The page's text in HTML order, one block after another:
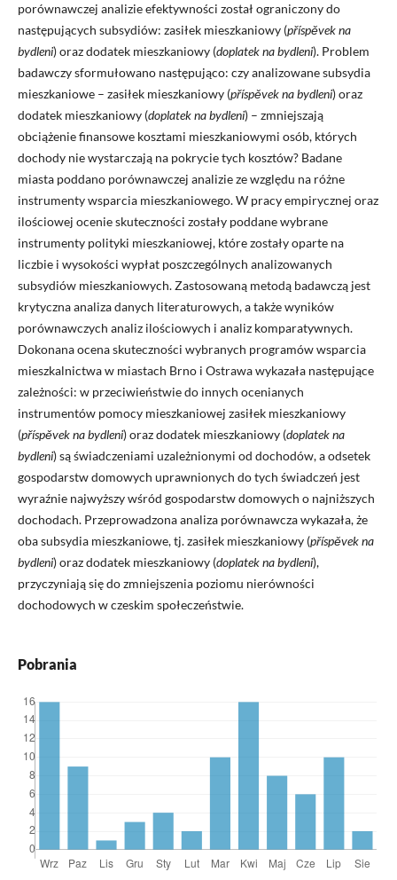
porównawczej analizie efektywności został ograniczony do
następujących subsydiów: zasiłek mieszkaniowy (příspěvek na
bydleni) oraz dodatek mieszkaniowy (doplatek na bydleni). Problem
badawczy sformułowano następująco: czy analizowane subsydia
mieszkaniowe – zasiłek mieszkaniowy (příspěvek na bydleni) oraz
dodatek mieszkaniowy (doplatek na bydleni) – zmniejszają
obciążenie finansowe kosztami mieszkaniowymi osób, których
dochody nie wystarczają na pokrycie tych kosztów? Badane
miasta poddano porównawczej analizie ze względu na różne
instrumenty wsparcia mieszkaniowego. W pracy empirycznej oraz
ilościowej ocenie skuteczności zostały poddane wybrane
instrumenty polityki mieszkaniowej, które zostały oparte na
liczbie i wysokości wypłat poszczególnych analizowanych
subsydiów mieszkaniowych. Zastosowaną metodą badawczą jest
krytyczna analiza danych literaturowych, a także wyników
porównawczych analiz ilościowych i analiz komparatywnych.
Dokonana ocena skuteczności wybranych programów wsparcia
mieszkalnictwa w miastach Brno i Ostrawa wykazała następujące
zależności: w przeciwieństwie do innych ocenianych
instrumentów pomocy mieszkaniowej zasiłek mieszkaniowy
(příspěvek na bydleni) oraz dodatek mieszkaniowy (doplatek na
bydleni) są świadczeniami uzależnionymi od dochodów, a odsetek
gospodarstw domowych uprawnionych do tych świadczeń jest
wyraźnie najwyższy wśród gospodarstw domowych o najniższych
dochodach. Przeprowadzona analiza porównawcza wykazała, że
oba subsydia mieszkaniowe, tj. zasiłek mieszkaniowy (příspěvek na
bydleni) oraz dodatek mieszkaniowy (doplatek na bydleni),
przyczyniają się do zmniejszenia poziomu nierówności
dochodowych w czeskim społeczeństwie.
Pobrania